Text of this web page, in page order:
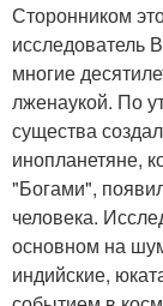
Сторонником
исследователь
многие
лженаукой. По
существа
инопланетяне,
"Богами",
человека.
основном на
индийские,